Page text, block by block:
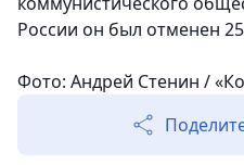
России он был отменен
Фото: Андрей Стенин /